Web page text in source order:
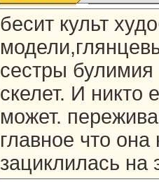
бесит культ
сестры булимия
скелет. И никто
может.
главное что она
зациклилась на